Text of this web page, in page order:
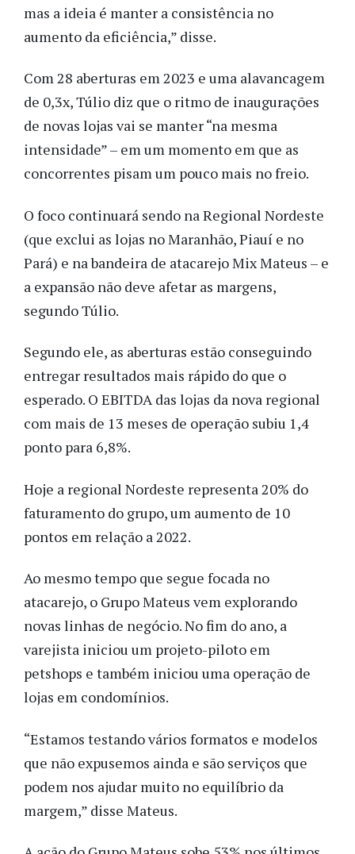
mas a ideia é manter a consistência no
aumento da eficiência,” disse.
Com 28 aberturas em 2023 e uma alavancagem
de 0,3x, Túlio diz que o ritmo de inaugurações
de novas lojas vai se manter “na mesma
intensidade” – em um momento em que as
concorrentes pisam um pouco mais no freio.
O foco continuará sendo na Regional Nordeste
(que exclui as lojas no Maranhão, Piauí e no
Pará) e na bandeira de atacarejo Mix Mateus – e
a expansão não deve afetar as margens,
segundo Túlio.
Segundo ele, as aberturas estão conseguindo
entregar resultados mais rápido do que o
esperado. O EBITDA das lojas da nova regional
com mais de 13 meses de operação subiu 1,4
ponto para 6,8%.
Hoje a regional Nordeste representa 20% do
faturamento do grupo, um aumento de 10
pontos em relação a 2022.
Ao mesmo tempo que segue focada no
atacarejo, o Grupo Mateus vem explorando
novas linhas de negócio. No fim do ano, a
varejista iniciou um projeto-piloto em
petshops e também iniciou uma operação de
lojas em condomínios.
“Estamos testando vários formatos e modelos
que não expusemos ainda e são serviços que
podem nos ajudar muito no equilíbrio da
margem,” disse Mateus.